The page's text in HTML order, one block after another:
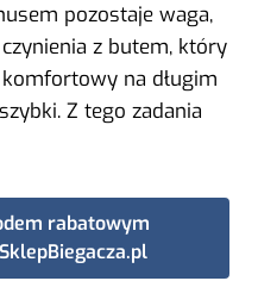
pozostaje waga,
z butem, który
na długim
Z tego zadania
rabatowym